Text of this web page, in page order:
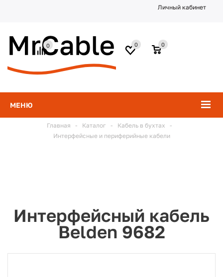
Личный кабинет
МЕНЮ
0
0
0
Главная - Каталог - Кабель в бухтах
-
Интерфейсные и периферийные кабели
Интерфейсный кабель
Belden 9682